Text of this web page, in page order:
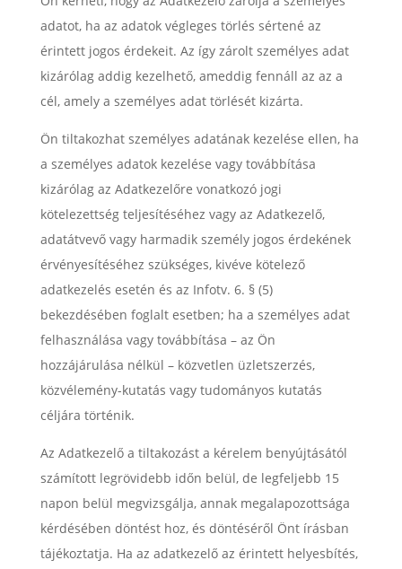
adatot, ha az adatok végleges törlés sértené az
érintett jogos érdekeit. Az így zárolt személyes adat
kizárólag addig kezelhető, ameddig fennáll az az a
cél, amely a személyes adat törlését kizárta.
Ön tiltakozhat személyes adatának kezelése ellen, ha
a személyes adatok kezelése vagy továbbítása
kizárólag az Adatkezelőre vonatkozó jogi
kötelezettség teljesítéséhez vagy az Adatkezelő,
adatátvevő vagy harmadik személy jogos érdekének
érvényesítéséhez szükséges, kivéve kötelező
adatkezelés esetén és az Infotv. 6. § (5)
bekezdésében foglalt esetben; ha a személyes adat
felhasználása vagy továbbítása – az Ön
hozzájárulása nélkül – közvetlen üzletszerzés,
közvélemény-kutatás vagy tudományos kutatás
céljára történik.
Az Adatkezelő a tiltakozást a kérelem benyújtásától
számított legrövidebb időn belül, de legfeljebb 15
napon belül megvizsgálja, annak megalapozottsága
kérdésében döntést hoz, és döntéséről Önt írásban
tájékoztatja. Ha az adatkezelő az érintett helyesbítés,